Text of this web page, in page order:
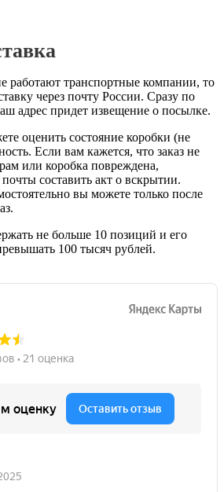
работают транспортные компании, то
через почту России. Сразу по
адрес придет извещение о посылке.
оценить состояние коробки (не
Если вам кажется, что заказ не
или коробка повреждена,
составить акт о вскрытии.
вы можете только после
не больше 10 позиций и его
100 тысяч рублей.